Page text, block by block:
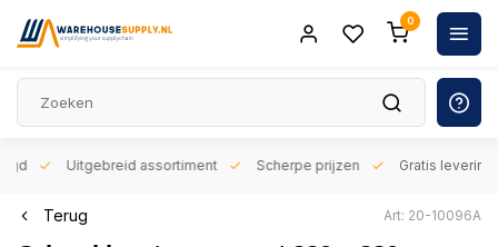
0
Uitgebreid assortiment Scherpe prijzen Gratis levering
Terug Art: 20-10096A